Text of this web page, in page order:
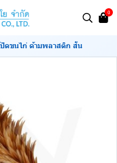
0
ดขนไก่ ด้ามพลาสติก สั้น